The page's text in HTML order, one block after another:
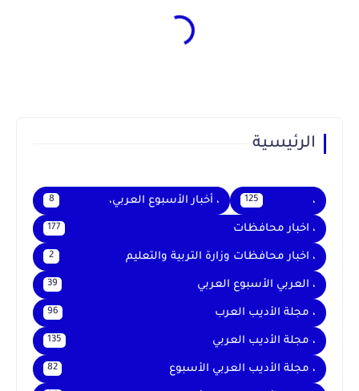
الرئيسية
، 125 ، أخبار الأسبوع العربي، 8
، اخبار محافظات 177
، اخبار محافظات وزارة التربية والتعليم 2
، العربي الأسبوع العربي 39
، مجلة الأديب العرب 96
، مجلة الأديب العربي 135
، مجلة الأديب العربي الأسبوع 82